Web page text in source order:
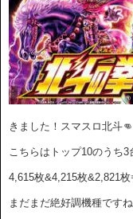
きました！スマスロ北斗
こちらはトップ10のうち3
4,615枚&4,215枚&2,821
まだまだ絶好調機種です